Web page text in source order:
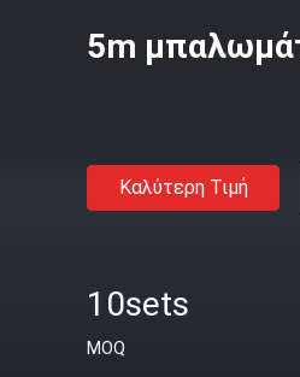
5m
Καλύτερη Τιμή
10sets
MOQ